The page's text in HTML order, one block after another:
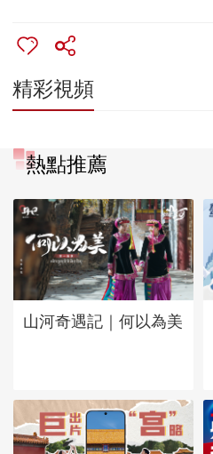
精彩視頻
熱點推薦
山河奇遇記｜何以為美